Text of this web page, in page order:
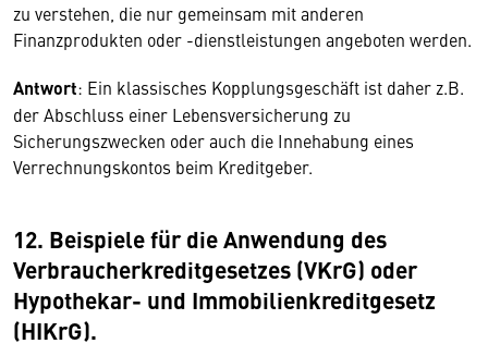
zu verstehen, die nur gemeinsam mit anderen
Finanzprodukten oder -dienstleistungen angeboten werden.
Antwort: Ein klassisches Kopplungsgeschäft ist daher z.B.
der Abschluss einer Lebensversicherung zu
Sicherungszwecken oder auch die Innehabung eines
Verrechnungskontos beim Kreditgeber.
12. Beispiele für die Anwendung des
Verbraucherkredit­gesetzes (VKrG) oder
Hypothekar- und Immobilienkreditgesetz
(HIKrG).